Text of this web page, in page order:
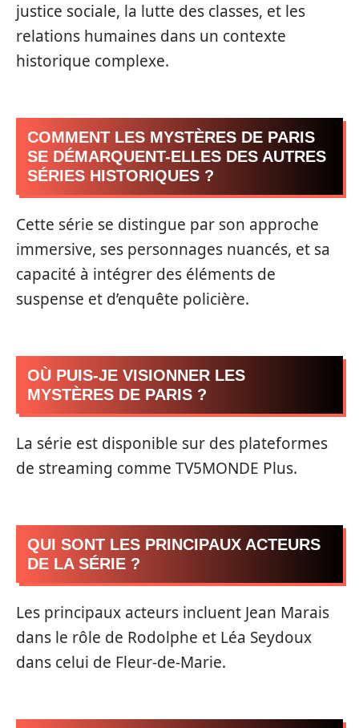
justice sociale, la lutte des classes, et les
relations humaines dans un contexte
historique complexe.
COMMENT LES MYSTÈRES DE PARIS
SE DÉMARQUENT-ELLES DES AUTRES
SÉRIES HISTORIQUES ?
Cette série se distingue par son approche
immersive, ses personnages nuancés, et sa
capacité à intégrer des éléments de
suspense et d’enquête policière.
OÙ PUIS-JE VISIONNER LES
MYSTÈRES DE PARIS ?
La série est disponible sur des plateformes
de streaming comme TV5MONDE Plus.
QUI SONT LES PRINCIPAUX ACTEURS
DE LA SÉRIE ?
Les principaux acteurs incluent Jean Marais
dans le rôle de Rodolphe et Léa Seydoux
dans celui de Fleur-de-Marie.